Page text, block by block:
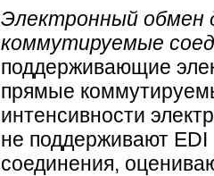
Электронный обмен
коммутируемые
поддерживающие
прямые
интенсивности
не поддерживают
соединения,